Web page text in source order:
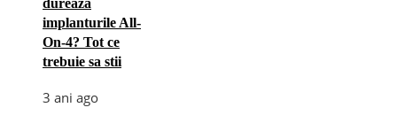
implanturile All-
On-4? Tot ce
trebuie sa stii
3 ani ago